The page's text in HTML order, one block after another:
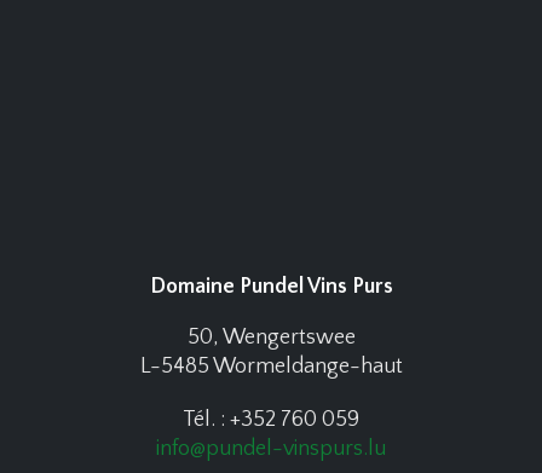
Domaine Pundel Vins Purs
50, Wengertswee
L-5485 Wormeldange-haut
Tél. : +352 760 059
info@pundel-vinspurs.lu